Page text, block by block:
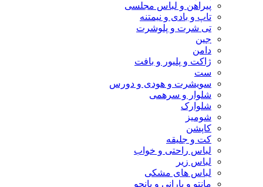
پیراهن و لباس مجلسی
تاپ و بادی و نیمتنه
تی شرت و پلوشرت
جین
دامن
ژاکت و پلیور و بافت
ست
سویشرت و هودی و دورس
شلوار و سرهمی
شلوارک
شومیز
کاپشن
کت و جلیقه
لباس راحتی و خواب
لباس زیر
لباس های مشکی
مانتو و بارانی و پانچو